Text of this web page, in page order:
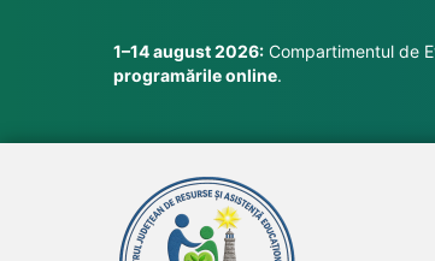
1–14 august 2026: Compartimentul de
programările online.